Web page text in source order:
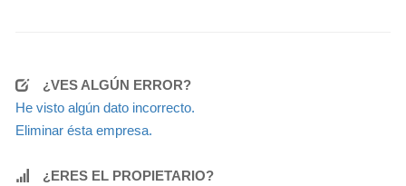
¿VES ALGÚN ERROR?
He visto algún dato incorrecto.
Eliminar ésta empresa.
¿ERES EL PROPIETARIO?